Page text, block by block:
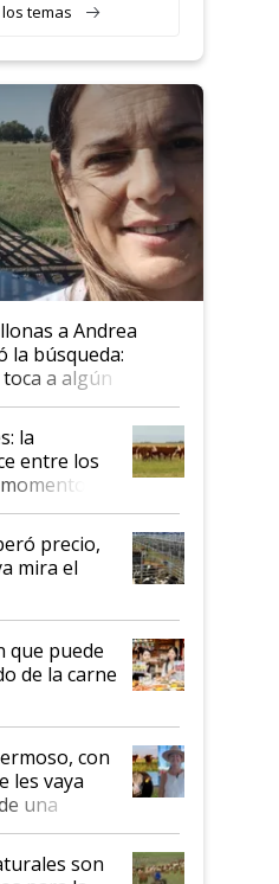
temas
a Andrea
la búsqueda:
a algún
la
entre los
precio,
mira el
que puede
de la carne
con
les vaya
una
sobre las
se abren
con
son